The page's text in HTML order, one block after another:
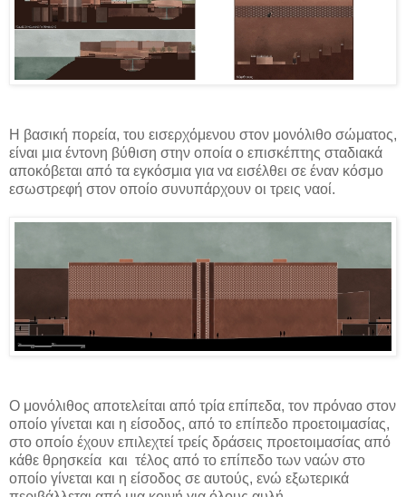
Η βασική πορεία, του εισερχόμενου στον μονόλιθο σώματος,
είναι μια έντονη βύθιση στην οποία ο επισκέπτης σταδιακά
αποκόβεται από τα εγκόσμια για να εισέλθει σε έναν κόσμο
εσωστρεφή στον οποίο συνυπάρχουν οι τρεις ναοί.
Ο μονόλιθος αποτελείται από τρία επίπεδα, τον πρόναο στον
οποίο γίνεται και η είσοδος, από το επίπεδο προετοιμασίας,
στο οποίο έχουν επιλεχτεί τρείς δράσεις προετοιμασίας από
κάθε θρησκεία και τέλος από το επίπεδο των ναών στο
οποίο γίνεται και η είσοδος σε αυτούς, ενώ εξωτερικά